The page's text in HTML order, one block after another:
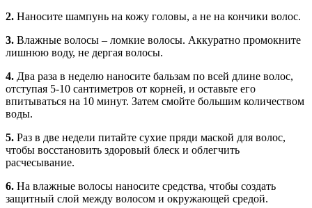
2. Наносите шампунь на кожу головы, а не на кончики волос.
3. Влажные волосы – ломкие волосы. Аккуратно промокните
лишнюю воду, не дергая волосы.
4. Два раза в неделю наносите бальзам по всей длине волос,
отступая 5-10 сантиметров от корней, и оставьте его
впитываться на 10 минут. Затем смойте большим количеством
воды.
5. Раз в две недели питайте сухие пряди маской для волос,
чтобы восстановить здоровый блеск и облегчить
расчесывание.
6. На влажные волосы наносите средства, чтобы создать
защитный слой между волосом и окружающей средой.